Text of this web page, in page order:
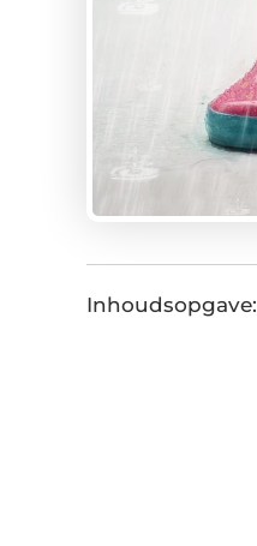
Inhoudsopgave: